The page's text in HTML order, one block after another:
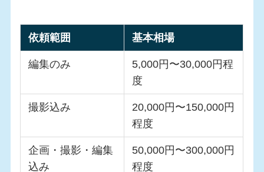
依頼範囲 基本相場
編集のみ
5,000円〜30,000円程
度
撮影込み
20,000円〜150,000円
程度
企画・撮影・編集
込み
50,000円〜300,000円
程度